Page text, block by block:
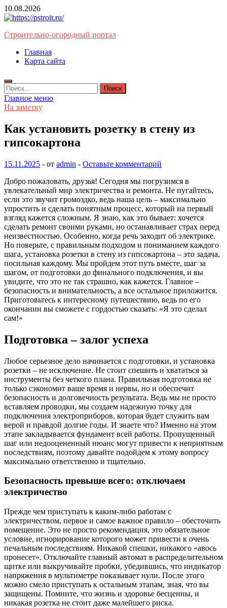
Перейти
к
10.08.2026
Строительно-огородный портал
Главная
Карта сайта
Найти:
Главное меню
На заметку
Как установить розетку в стену из
гипсокартона
15.11.2025 - от admin - Оставьте комментарий
Добро пожаловать, друзья! Сегодня мы погрузимся в
увлекательный мир электричества и ремонта. Не пугайтесь,
если это звучит громоздко, ведь наша цель – максимально
упростить и сделать понятным процесс, который на первый
взгляд кажется сложным. Я знаю, как это бывает: хочется
сделать ремонт своими руками, но останавливает страх перед
неизвестностью. Особенно, когда речь заходит об электрике.
Но поверьте, с правильным подходом и пониманием каждого
шага, установка розетки в стену из гипсокартона – это задача,
посильная каждому. Мы пройдем этот путь вместе, шаг за
шагом, от подготовки до финального подключения, и вы
увидите, что это не так страшно, как кажется. Главное –
безопасность и внимательность, а все остальное приложится.
Приготовьтесь к интересному путешествию, ведь по его
окончании вы сможете с гордостью сказать: «Я это сделал
сам!»
Подготовка – залог успеха
Любое серьезное дело начинается с подготовки, и установка
розетки – не исключение. Не стоит спешить и хвататься за
инструменты без четкого плана. Правильная подготовка не
только сэкономит ваше время и нервы, но и обеспечит
безопасность и долговечность результата. Ведь мы не просто
вставляем проводки, мы создаем надежную точку для
подключения электроприборов, которая будет служить вам
верой и правдой долгие годы. И знаете что? Именно на этом
этапе закладывается фундамент всей работы. Пропущенный
шаг или недооцененный нюанс могут привести к неприятным
последствиям, поэтому давайте подойдем к этому вопросу
максимально ответственно и тщательно.
Безопасность превыше всего: отключаем
электричество
Прежде чем приступать к каким-либо работам с
электричеством, первое и самое важное правило – обесточить
помещение. Это не просто рекомендация, это обязательное
условие, игнорирование которого может привести к очень
печальным последствиям. Никакой спешки, никакого «авось
пронесет». Отключайте главный автомат в распределительном
щитке или выкручивайте пробки, убедившись, что индикатор
напряжения в мультиметре показывает нули. После этого
можно смело приступать к остальным этапам, зная, что вы
защищены. Помните, что жизнь и здоровье бесценны, и
никакая розетка не стоит даже малейшего риска.